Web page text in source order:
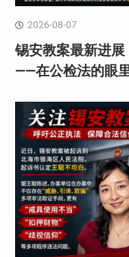
2026-08-07
锡安教案最新进展
——在公检法的眼